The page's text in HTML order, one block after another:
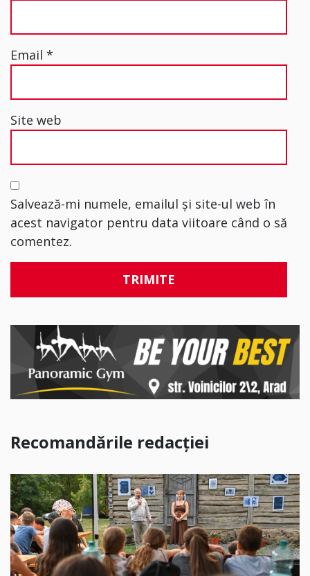
Email *
Site web
Salvează-mi numele, emailul și site-ul web în
acest navigator pentru data viitoare când o să
comentez.
Recomandările redacției